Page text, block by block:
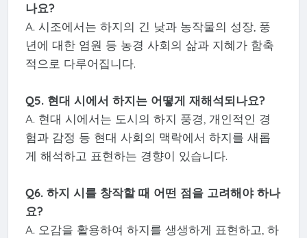
나요?
A. 시조에서는 하지의 긴 낮과 농작물의 성장, 풍
년에 대한 염원 등 농경 사회의 삶과 지혜가 함축
적으로 다루어집니다.
Q5. 현대 시에서 하지는 어떻게 재해석되나요?
A. 현대 시에서는 도시의 하지 풍경, 개인적인 경
험과 감정 등 현대 사회의 맥락에서 하지를 새롭
게 해석하고 표현하는 경향이 있습니다.
Q6. 하지 시를 창작할 때 어떤 점을 고려해야 하나
요?
A. 오감을 활용하여 하지를 생생하게 표현하고, 하